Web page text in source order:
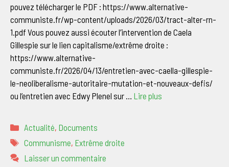
pouvez télécharger le PDF : https://www.alternative-
communiste.fr/wp-content/uploads/2026/03/tract-alter-rn-
1.pdf Vous pouvez aussi écouter l’intervention de Caela
Gillespie sur le lien capitalisme/extrême droite :
https://www.alternative-
communiste.fr/2026/04/13/entretien-avec-caella-gillespie-
le-neoliberalisme-autoritaire-mutation-et-nouveaux-defis/
ou l’entretien avec Edwy Plenel sur … Lire plus
Catégories
Actualité, Documents
Étiquettes
Communisme, Extrême droite
Laisser un commentaire